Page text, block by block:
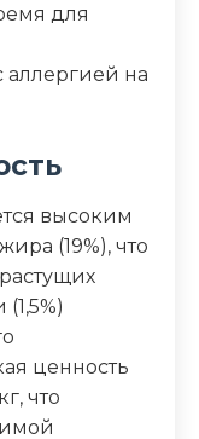
для
аллергией на
высоким
(19%), что
ценность
что